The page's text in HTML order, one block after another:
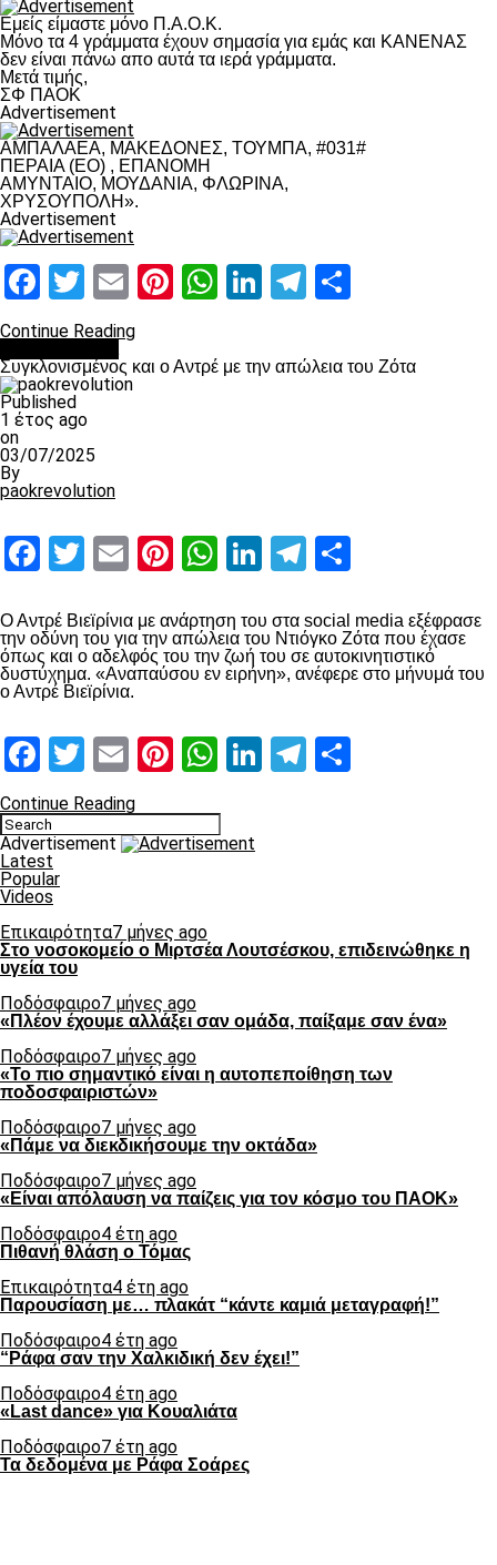
Εμείς είμαστε μόνο Π.Α.Ο.Κ.
Μόνο τα 4 γράμματα έχουν σημασία για εμάς και ΚΑΝΕΝΑΣ
δεν είναι πάνω απο αυτά τα ιερά γράμματα.
Μετά τιμής,
ΣΦ ΠΑΟΚ
Advertisement
ΑΜΠΑΛΑΕΑ, ΜΑΚΕΔΟΝΕΣ, ΤΟΥΜΠΑ, #031#
ΠΕΡΑΙΑ (ΕΟ) , ΕΠΑΝΟΜΗ
ΑΜΥΝΤΑΙΟ, ΜΟΥΔΑΝΙΑ, ΦΛΩΡΙΝΑ,
ΧΡΥΣΟΥΠΟΛΗ».
Advertisement
Facebook
Twitter
EmailPinterest
WhatsApp
LinkedIn
Telegram
Continue Reading
Συγκλονισμένος και ο Αντρέ με την απώλεια του Ζότα
Published
1 έτος ago
on
03/07/2025
By
paokrevolution
Facebook
Twitter
EmailPinterest
WhatsApp
LinkedIn
Telegram
Ο Αντρέ Βιεϊρίνια με ανάρτηση του στα social media εξέφρασε
την οδύνη του για την απώλεια του Ντιόγκο Ζότα που έχασε
όπως και ο αδελφός του την ζωή του σε αυτοκινητιστικό
δυστύχημα. «Αναπαύσου εν ειρήνη», ανέφερε στο μήνυμά του
ο Αντρέ Βιεϊρίνια.
Facebook
Twitter
EmailPinterest
WhatsApp
LinkedIn
Telegram
Continue Reading
Advertisement
Latest
Popular
Videos
Επικαιρότητα7 μήνες ago
Στο νοσοκομείο ο Μιρτσέα Λουτσέσκου, επιδεινώθηκε η
υγεία του
Ποδόσφαιρο7 μήνες ago
«Πλέον έχουμε αλλάξει σαν ομάδα, παίξαμε σαν ένα»
Ποδόσφαιρο7 μήνες ago
«Το πιο σημαντικό είναι η αυτοπεποίθηση των
ποδοσφαιριστών»
Ποδόσφαιρο7 μήνες ago
«Πάμε να διεκδικήσουμε την οκτάδα»
Ποδόσφαιρο7 μήνες ago
«Είναι απόλαυση να παίζεις για τον κόσμο του ΠΑΟΚ»
Ποδόσφαιρο4 έτη ago
Πιθανή θλάση ο Τόμας
Επικαιρότητα4 έτη ago
Παρουσίαση με… πλακάτ “κάντε καμιά μεταγραφή!”
Ποδόσφαιρο4 έτη ago
“Ράφα σαν την Χαλκιδική δεν έχει!”
Ποδόσφαιρο4 έτη ago
«Last dance» για Κουαλιάτα
Ποδόσφαιρο7 έτη ago
Τα δεδομένα με Ράφα Σοάρες